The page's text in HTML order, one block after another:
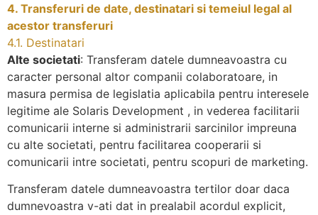
4. Transferuri de date, destinatari si temeiul legal al
acestor transferuri
4.1. Destinatari
Alte societati: Transferam datele dumneavoastra cu
caracter personal altor companii colaboratoare, in
masura permisa de legislatia aplicabila pentru interesele
legitime ale Solaris Development , in vederea facilitarii
comunicarii interne si administrarii sarcinilor impreuna
cu alte societati, pentru facilitarea cooperarii si
comunicarii intre societati, pentru scopuri de marketing.
Transferam datele dumneavoastra tertilor doar daca
dumnevoastra v-ati dat in prealabil acordul explicit,